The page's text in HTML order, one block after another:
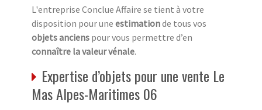
L'entreprise Conclue Affaire se tient à votre
disposition pour une estimationde tous vos
objets anciens pour vous permettre d’en
connaître la valeur vénale.
Expertise d’objets pour une vente Le
Mas Alpes-Maritimes 06